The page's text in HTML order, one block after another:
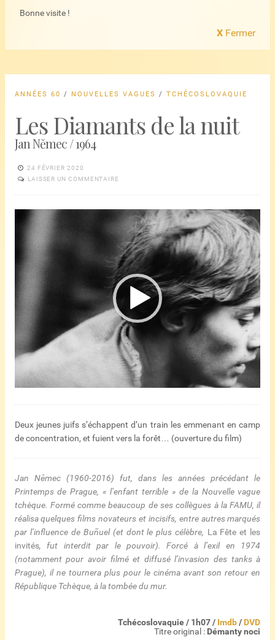
Bonne visite !
X Fermer
ANNÉES 60 / NOUVELLES VAGUES / TCHÉCOSLOVAQUIE
Les Diamants de la nuit
Jan Němec / 1964
24 FÉVRIER 2020
LAISSER UN COMMENTAIRE
Lecteur
vidéo
Deux jeunes juifs s’échappent d’un train les emmenant en camp
de concentration, et fuient vers la forêt… (ouverture du film)
Jan Němec (1960-2016) fut, dans les années précédant le
Printemps de Prague, « l’enfant terrible » de la Nouvelle vague
tchèque. Formé comme beaucoup de ses collègues à la FAMU, il
réalisa quelques films novateurs et incisifs, entre autres marqués
par l’influence de Buñuel (et dont le plus célèbre, La Fête et les
invités, fut interdit par le pouvoir). Forcé à l’exil en 1974
(notamment pour avoir filmé et diffusé l’invasion des tanks à
Prague), il ne tournera plus pour le cinéma avant son retour en
République Tchèque, à la tombée du mur.
Tchécoslovaquie / 1h07 / Imdb/ DVD
Titre original : Démanty noci